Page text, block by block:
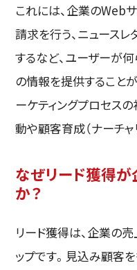
これには、企業のWeb
請求を行う、ニュース
するなど、ユーザーが
の情報を提供すること
ーケティングプロセス
動や顧客育成（ナーチャ
なぜリード獲得
か？
リード獲得は、企業の
ップです。見込み顧客